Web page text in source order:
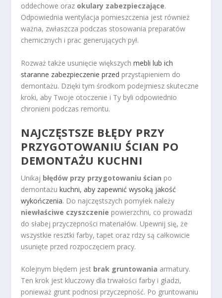
oddechowe oraz okulary zabezpieczające.
Odpowiednia wentylacja pomieszczenia jest również
ważna, zwłaszcza podczas stosowania preparatów
chemicznych i prac generujących pył.
Rozważ także usunięcie większychmebli lub ich
staranne zabezpieczenie przed przystąpieniem do
demontażu. Dzięki tym środkom podejmiesz skuteczne
kroki, aby Twoje otoczenie i Ty byli odpowiednio
chronieni podczas remontu.
NAJCZĘSTSZE BŁĘDY PRZY
PRZYGOTOWANIU ŚCIAN PO
DEMONTAŻU KUCHNI
Unikaj błędów przy przygotowaniu ścian po
demontażukuchni, aby zapewnić wysoką jakość
wykończenia. Do najczęstszych pomyłek należy
niewłaściwe czyszczenie powierzchni, co prowadzi
do słabej przyczepności materiałów. Upewnij się, że
wszystkie resztki farby, tapet oraz rdzy są całkowicie
usunięte przed rozpoczęciem pracy.
Kolejnym błędem jest brak gruntowania armatury.
Ten krok jest kluczowy dla trwałości farby i gładzi,
ponieważ grunt podnosi przyczepność. Po gruntowaniu